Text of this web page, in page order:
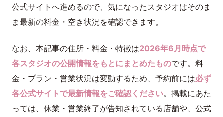
公式サイトへ進めるので、気になったスタジオはそのま
ま最新の料金・空き状況を確認できます。
なお、本記事の住所・料金・特徴は2026年6月時点で
各スタジオの公開情報をもとにまとめたものです。料
金・プラン・営業状況は変動するため、予約前には必ず
各公式サイトで最新情報をご確認ください。掲載にあた
っては、休業・営業終了が告知されている店舗や、公式